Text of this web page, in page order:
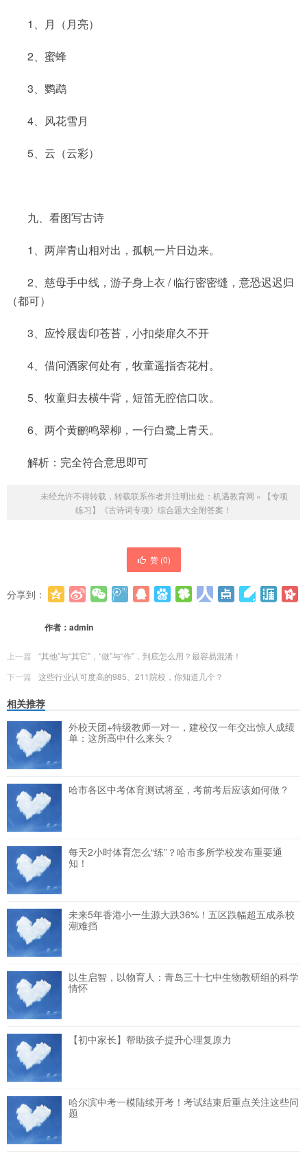
1、月（月亮）
2、蜜蜂
3、鹦鹉
4、风花雪月
5、云（云彩）
九、看图写古诗
1、两岸青山相对出，孤帆一片日边来。
2、慈母手中线，游子身上衣 / 临行密密缝，意恐迟迟归
（都可）
3、应怜屐齿印苍苔，小扣柴扉久不开
4、借问酒家何处有，牧童遥指杏花村。
5、牧童归去横牛背，短笛无腔信口吹。
6、两个黄鹂鸣翠柳，一行白鹭上青天。
解析：完全符合意思即可
未经允许不得转载，转载联系作者并注明出处： 机遇教育网 »
【专项
练习】《古诗词专项》综合题大全附答案！
赞 (0)
分享到：
作者： admin
上一篇
“其他”与“其它”，“做”与“作”，到底怎么用？最容易混淆！
下一篇
这些行业认可度高的985、211院校，你知道几个？
相关推荐
外校天团+特级教师一对一，建校仅一年交出惊人成绩
单：这所高中什么来头？
哈市各区中考体育测试将至，考前考后应该如何做？
每天2小时体育怎么“练”？哈市多所学校发布重要通
知！
未来5年香港小一生源大跌36%！五区跌幅超五成杀校
潮难挡
以生启智，以物育人：青岛三十七中生物教研组的科学
情怀
【初中家长】帮助孩子提升心理复原力
哈尔滨中考一模陆续开考！考试结束后重点关注这些问
题